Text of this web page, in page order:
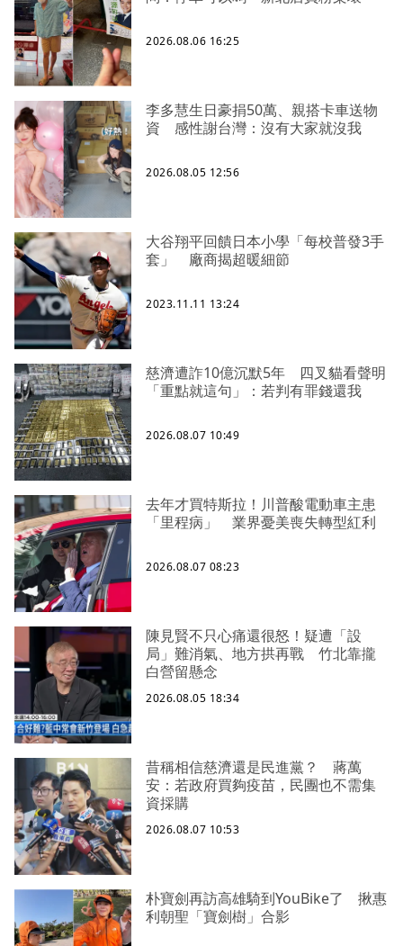
2026.08.06 16:25
李多慧生日豪捐50萬、親搭卡車送物
資 感性謝台灣：沒有大家就沒我
2026.08.05 12:56
大谷翔平回饋日本小學「每校普發3手
套」 廠商揭超暖細節
2023.11.11 13:24
慈濟遭詐10億沉默5年 四叉貓看聲明
「重點就這句」：若判有罪錢還我
2026.08.07 10:49
去年才買特斯拉！川普酸電動車主患
「里程病」 業界憂美喪失轉型紅利
2026.08.07 08:23
陳見賢不只心痛還很怒！疑遭「設
局」難消氣、地方拱再戰 竹北靠攏
白營留懸念
2026.08.05 18:34
昔稱相信慈濟還是民進黨？ 蔣萬
安：若政府買夠疫苗，民團也不需集
資採購
2026.08.07 10:53
朴寶劍再訪高雄騎到YouBike了 揪惠
利朝聖「寶劍樹」合影